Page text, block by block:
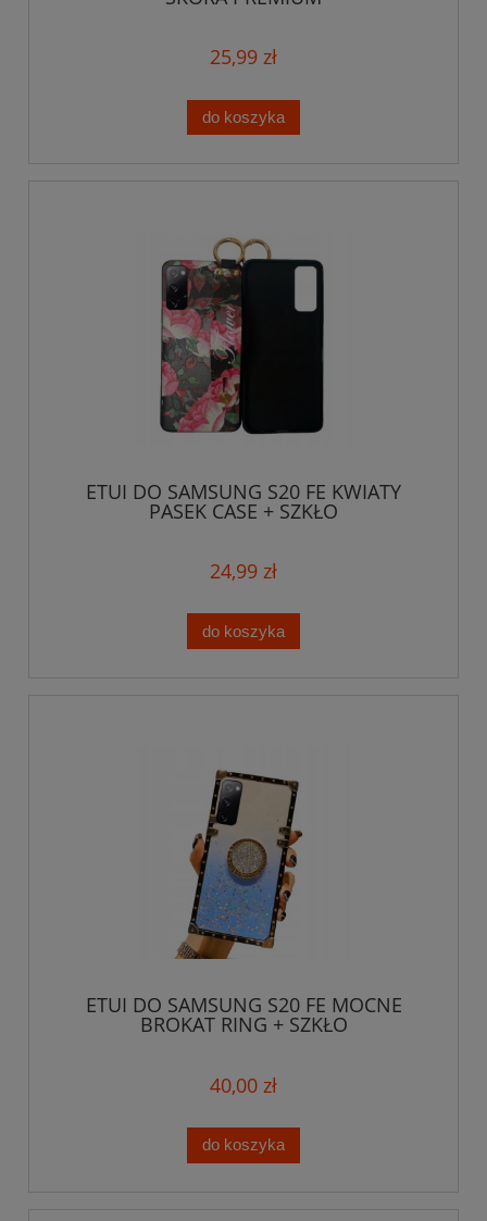
25,99 zł
do koszyka
ETUI DO SAMSUNG S20 FE KWIATY
PASEK CASE + SZKŁO
24,99 zł
do koszyka
ETUI DO SAMSUNG S20 FE MOCNE
BROKAT RING + SZKŁO
40,00 zł
do koszyka